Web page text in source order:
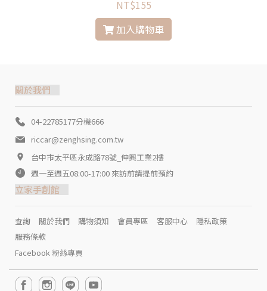
NT$155
加入購物車
關於我們
04-22785177分機666
riccar@zenghsing.com.tw
台中市太平區永成路78號_伸興工業2樓
週一至週五08:00-17:00 來訪前請提前預約
立家手創館
查詢 關於我們 購物須知 會員專區 客服中心
隱私政策
服務條款
Facebook 粉絲專頁